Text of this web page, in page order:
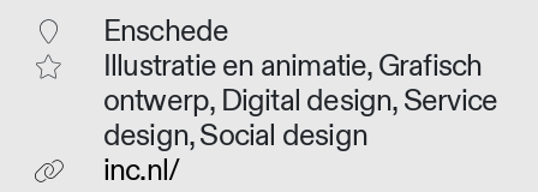
Enschede
Illustratie en animatie, Grafisch
ontwerp, Digital design, Service
design, Social design
inc.nl/